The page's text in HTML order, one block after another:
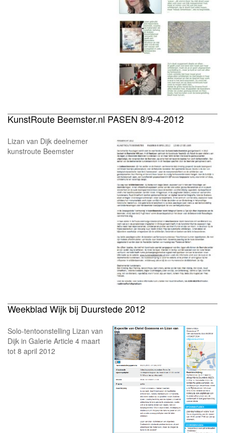
KunstRoute Beemster.nl PASEN 8/9-4-2012
Lizan van Dijk deelnemer
kunstroute Beemster
Weekblad Wijk bij Duurstede 2012
Solo-tentoonstelling Lizan van
Dijk in Galerie Article 4 maart
tot 8 april 2012